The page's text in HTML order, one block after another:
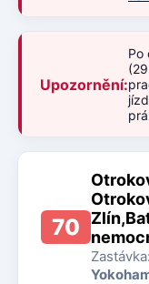
Upozornění:
Po
70
Zastávka: